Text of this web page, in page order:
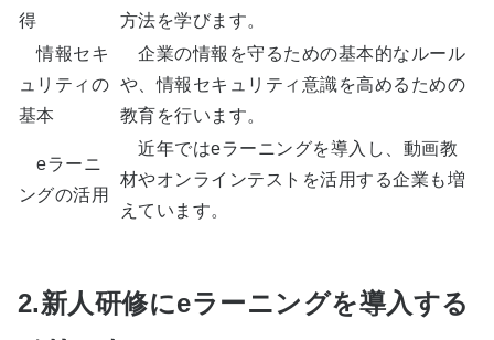
得
方法を学びます。
情報セキ
ュリティの
基本
企業の情報を守るための基本的なルール
や、情報セキュリティ意識を高めるための
教育を行います。
eラーニ
ングの活用
近年ではeラーニングを導入し、動画教
材やオンラインテストを活用する企業も増
えています。
2.新人研修にeラーニングを導入する